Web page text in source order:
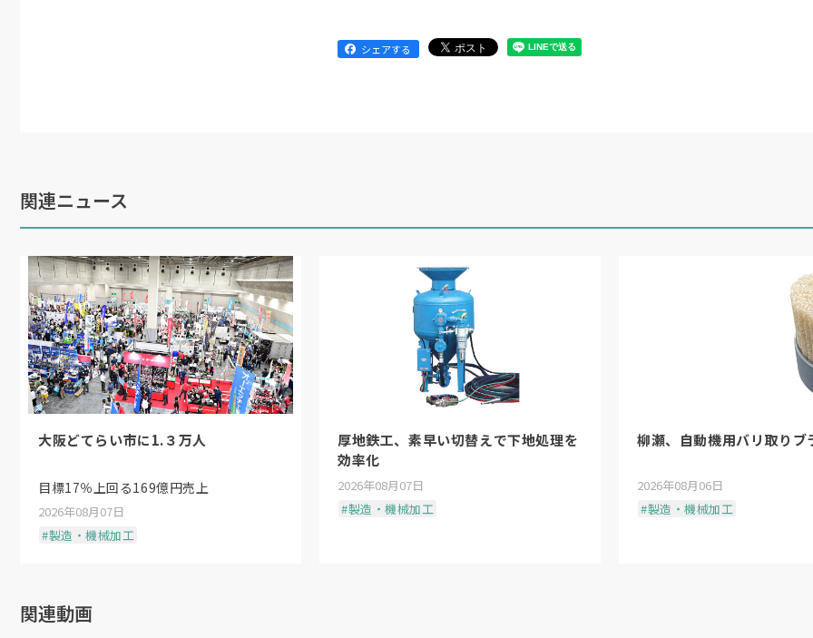
シェアする
関連ニュース
大阪どてらい市に1.３万人
目標17％上回る169億円売上
2026年08月07日
#製造・機械加工
厚地鉄工、素早い切替えで下地処理を
効率化
2026年08月07日
#製造・機械加工
柳瀬、自動機用バリ取りブ
2026年08月06日
#製造・機械加工
関連動画